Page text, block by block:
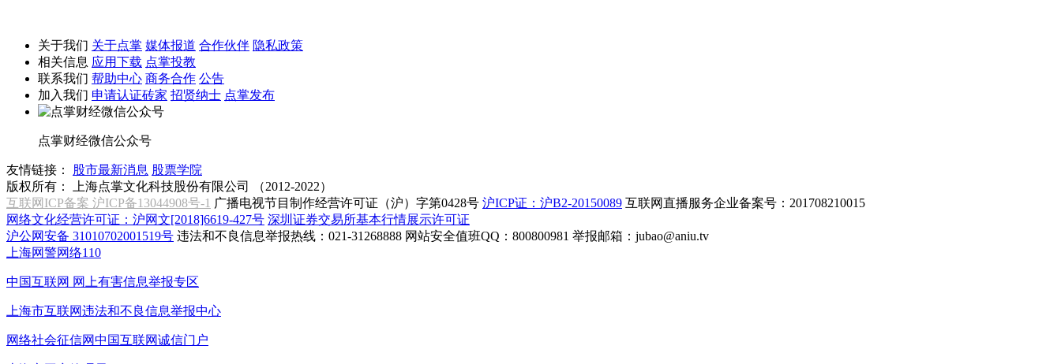
关于我们 关于点掌 媒体报道 合作伙伴 隐私政策
相关信息 应用下载 点掌投教
联系我们 帮助中心 商务合作 公告
加入我们 申请认证砖家 招贤纳士 点掌发布
点掌财经微信公众号
友情链接： 股市最新消息 股票学院
版权所有：
上海点掌文化科技股份有限公司 （2012-2022）
互联网ICP备案 沪ICP备13044908号-1 广播电视节目制作经营许可证（沪）字第0428号 沪ICP证：沪B2-20150089 互联网直播服务企业备案号：201708210015
网络文化经营许可证：沪网文[2018]6619-427号 深圳证券交易所基本行情展示许可证
沪公网安备 31010702001519号 违法和不良信息举报热线：021-31268888 网站安全值班QQ：800800981 举报邮箱： jubao@aniu.tv
上海网警网络110
中国互联网 网上有害信息举报专区
上海市互联网违法和不良信息举报中心
网络社会征信网中国互联网诚信门户